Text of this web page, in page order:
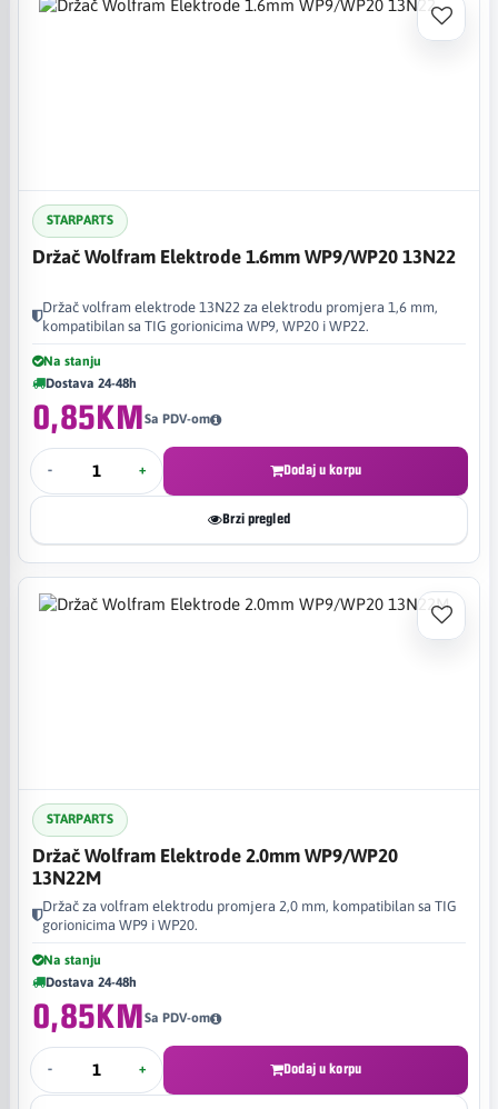
STARPARTS
Držač Wolfram Elektrode 1.6mm WP9/WP20 13N22
Držač volfram elektrode 13N22 za elektrodu promjera 1,6 mm,
kompatibilan sa TIG gorionicima WP9, WP20 i WP22.
Na stanju
Dostava 24-48h
0,85KMSa PDV-om
- + Dodaj u korpu
Brzi pregled
STARPARTS
Držač Wolfram Elektrode 2.0mm WP9/WP20
13N22M
Držač za volfram elektrodu promjera 2,0 mm, kompatibilan sa TIG
gorionicima WP9 i WP20.
Na stanju
Dostava 24-48h
0,85KMSa PDV-om
- + Dodaj u korpu